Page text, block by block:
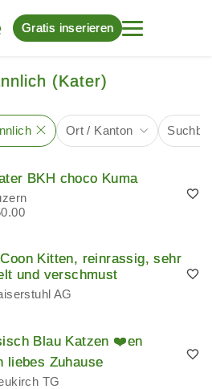
Gratis inserieren
(Kater)
Ort / Kanton
BKH choco Kuma
Kitten, reinrassig, sehr
und verschmust
AG
Blau Katzen ❤️en
liebes Zuhause
TG